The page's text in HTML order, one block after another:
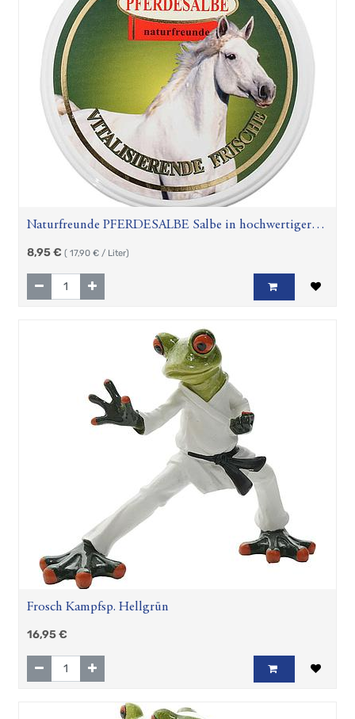
Naturfreunde PFERDESALBE Salbe in hochwertiger
Qualität 500ml
8,95€ ( 17,90 € / Liter)
Frosch Kampfsp. Hellgrün
16,95€